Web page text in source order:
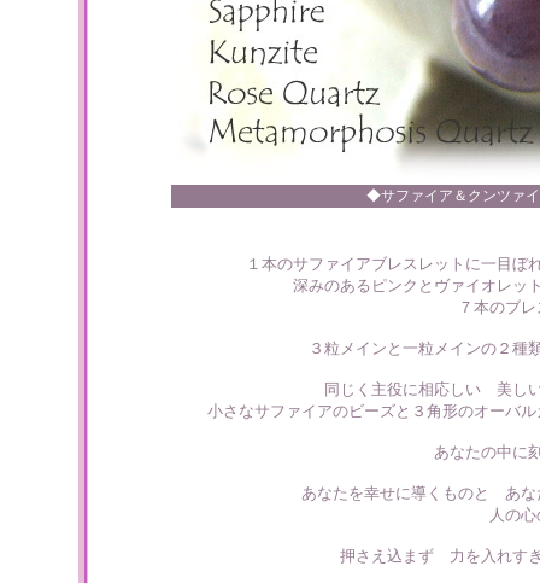
◆サファイア＆クンツァ
１本のサファイアブレスレットに一目
深みのあるピンクとヴァイオレッ
７本のブ
３粒メインと一粒メインの ２種
同じく主役に相応しい 美し
小さなサファイアのビーズと３角形のオーバ
あなたの中に
あなたを幸せに導くものと あな
人の
押さえ込まず 力を入れす